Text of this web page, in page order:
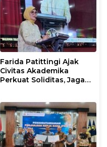
Farida Patittingi Ajak
Civitas Akademika
Perkuat Soliditas, Jaga